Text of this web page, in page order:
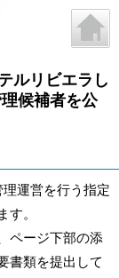
ルリビエラし
候補者を公
運営を行う指定
す。
ページ下部の添
書類を提出して